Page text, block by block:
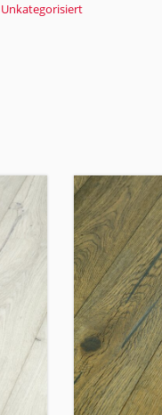
Unkategorisiert